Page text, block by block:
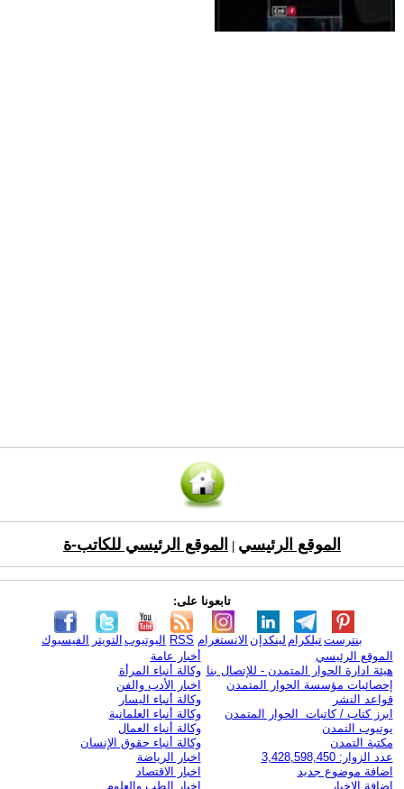
الموقع الرئيسي الموقع الرئيسي للكاتب-ة
تابعونا على:
الفيسبوك التويتر اليوتيوب RSS الانستغرام لينكدإن تيلكرامبنترست
الموقع الرئيسي
هيئة ادارة الحوار المتمدن - للإتصال بنا
إحصائيات مؤسسة الحوار المتمدن
قواعد النشر
ابرز كتاب / كاتبات الحوار المتمدن
يوتيوب التمدن
مكتبة التمدن
عدد الزوار: 3,428,598,450
اضافة موضوع جديد
اضافة الاخبار
أخبار عامة
وكالة أنباء المرأة
اخبار الأدب والفن
وكالة أنباء اليسار
وكالة أنباء العلمانية
وكالة أنباء العمال
وكالة أنباء حقوق الإنسان
اخبار الرياضة
اخبار الاقتصاد
اخبار الطب والعلوم